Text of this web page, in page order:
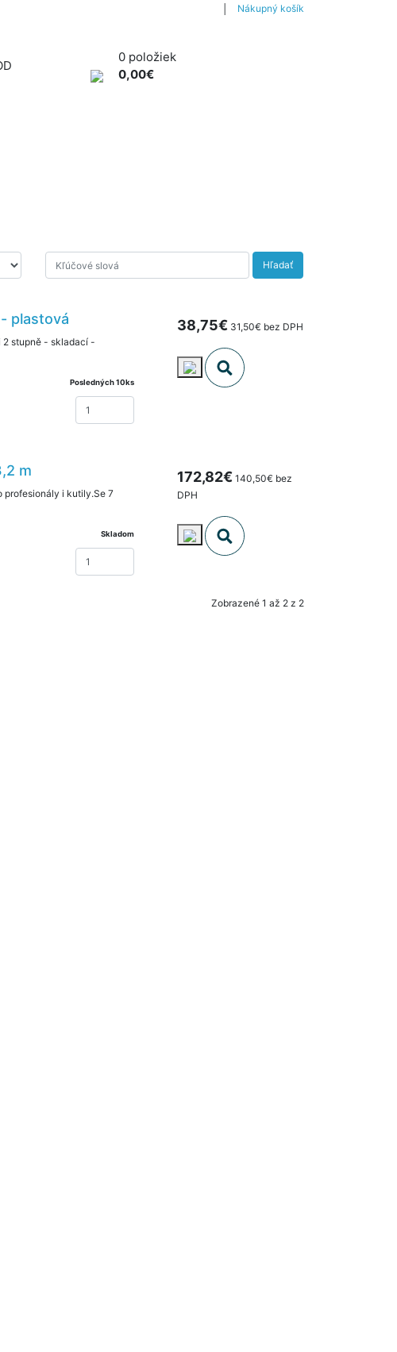
Nákupný košík
0 položiek
0,00€
Hľadať
plastová
stupně - skladací -
Posledných 10ks
38,75€ 31,50€ bez DPH
m
profesionály i kutily.Se 7
Skladom
172,82€ 140,50€ bez
DPH
Zobrazené 1 až 2 z 2